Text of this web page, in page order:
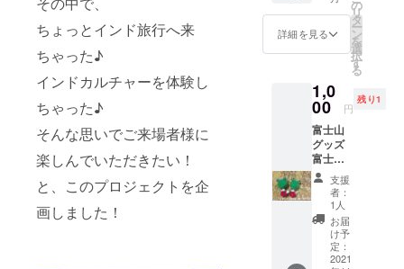
ちょっとインド旅行へ来
ちゃった♪
インドカルチャーを体験し
ちゃった♪
そんな思いでご来場者様に
楽しんでいただきたい！
と、このプロジェクトを企
画しました！
実行委員会
の実行委員
ととなりま
した。
わたしは主
に舞台部門
を担当させ
ていただい
ておりま
どうぞよろ
円以上
のご注
文に限
す。）
※有効期
限
2022年
2月末ま
で ※１
枚につ
き１回
限り お
食事券
は紙チ
ケット
になり
チケッ
ト券
（4500
円以上
スに限
り有
効）
限定２
０名 ※
有効期
限2022
年2月末
日まで
イヤー
セラ
ピー＆
耳つぼ
詳細を見る
の
リ
タ
ー
ン
を
選
択
す
る
1,0
00 円
残り1
富士山
グッズ
富士市
吉原商
店街の
富士山
専門店
「東海
道表富
士」よ
支援
者：
1人
お届
け予
定：
2021